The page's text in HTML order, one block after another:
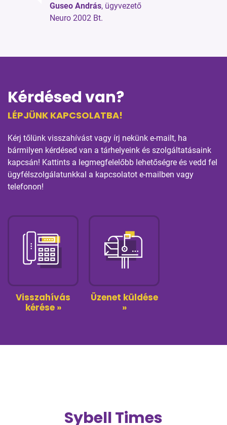
Guseo András, ügyvezető
Neuro 2002 Bt.
Kérdésed van?
LÉPJÜNK KAPCSOLATBA!
Kérj tőlünk visszahívást vagy írj nekünk e-mailt, ha
bármilyen kérdésed van a tárhelyeink és szolgáltatásaink
kapcsán! Kattints a legmegfelelőbb lehetőségre és vedd fel
ügyfélszolgálatunkkal a kapcsolatot e-mailben vagy
telefonon!
Visszahívás
kérése »
Üzenet küldése
»
Sybell Times